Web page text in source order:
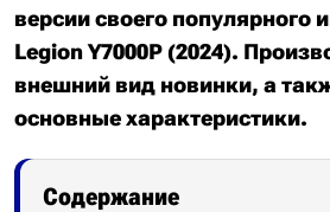
версии своего популярного
Legion Y7000P (2024).
внешний вид новинки, а
основные характеристики.
Содержание